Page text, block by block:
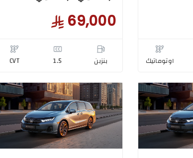
اوتوماتيك
69,000
بنزبن 1.5
CVT